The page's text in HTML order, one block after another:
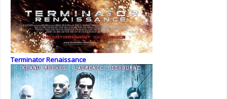
Terminator Renaissance